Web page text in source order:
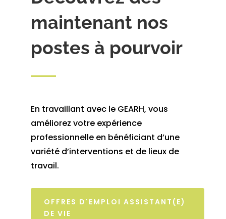
maintenant nos
postes à pourvoir
En travaillant avec le GEARH, vous
améliorez votre expérience
professionnelle en bénéficiant d’une
variété d’interventions et de lieux de
travail.
OFFRES D'EMPLOI ASSISTANT(E)
DE VIE